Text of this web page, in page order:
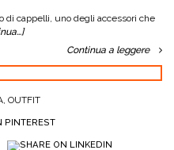
di cappelli, uno degli accessori che
Continua a leggere
, OUTFIT